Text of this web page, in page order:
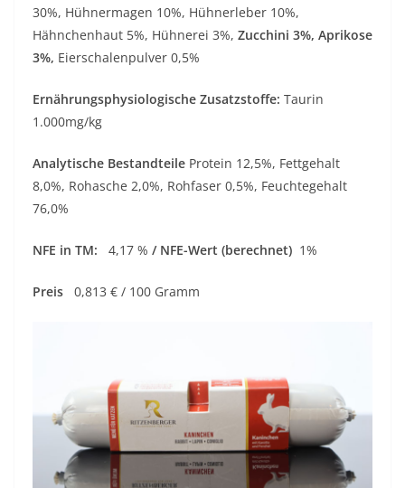
30%, Hühnermagen 10%, Hühnerleber 10%,
Hähnchenhaut 5%, Hühnerei 3%, Zucchini 3%, Aprikose
3%, Eierschalenpulver 0,5%
Ernährungsphysiologische Zusatzstoffe: Taurin
1.000mg/kg
Analytische Bestandteile Protein 12,5%, Fettgehalt
8,0%, Rohasche 2,0%, Rohfaser 0,5%, Feuchtegehalt
76,0%
NFE in TM: 4,17 % / NFE-Wert (berechnet) 1%
Preis 0,813 € / 100 Gramm